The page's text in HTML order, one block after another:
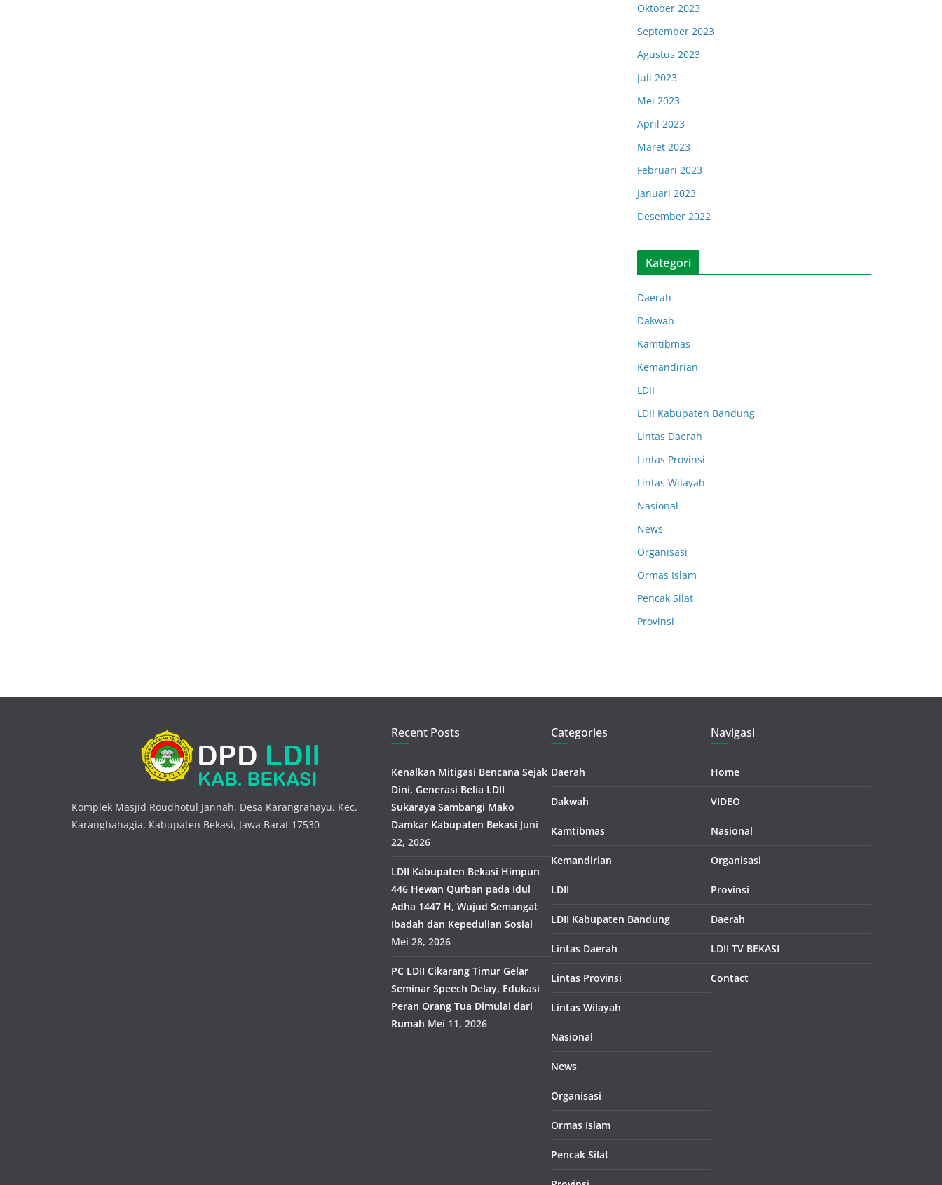
Oktober 2023
September 2023
Agustus 2023
Juli 2023
Mei 2023
April 2023
Maret 2023
Februari 2023
Januari 2023
Desember 2022
Kategori
Daerah
Dakwah
Kamtibmas
Kemandirian
LDII
LDII Kabupaten Bandung
Lintas Daerah
Lintas Provinsi
Lintas Wilayah
Nasional
News
Organisasi
Ormas Islam
Pencak Silat
Provinsi
Komplek Masjid Roudhotul Jannah, Desa Karangrahayu, Kec.
Karangbahagia, Kabupaten Bekasi, Jawa Barat 17530
Recent Posts
Kenalkan Mitigasi Bencana Sejak
Dini, Generasi Belia LDII
Sukaraya Sambangi Mako
Damkar Kabupaten Bekasi Juni
22, 2026
LDII Kabupaten Bekasi Himpun
446 Hewan Qurban pada Idul
Adha 1447 H, Wujud Semangat
Ibadah dan Kepedulian Sosial
Mei 28, 2026
PC LDII Cikarang Timur Gelar
Seminar Speech Delay, Edukasi
Peran Orang Tua Dimulai dari
Rumah Mei 11, 2026
Categories
Daerah
Dakwah
Kamtibmas
Kemandirian
LDII
LDII Kabupaten Bandung
Lintas Daerah
Lintas Provinsi
Lintas Wilayah
Nasional
News
Organisasi
Ormas Islam
Pencak Silat
Navigasi
Home
VIDEO
Nasional
Organisasi
Provinsi
Daerah
LDII TV BEKASI
Contact